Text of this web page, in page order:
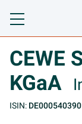
Toggle
CEWE
KGaA
ISIN: